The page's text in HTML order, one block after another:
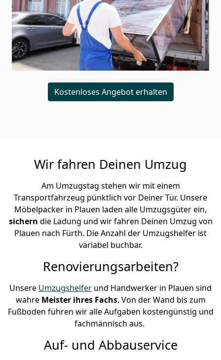
Kostenloses Angebot erhalten
Wir fahren Deinen Umzug
Am Umzugstag stehen wir mit einem
Transportfahrzeug pünktlich vor Deiner Tür. Unsere
Möbelpacker in Plauen laden alle Umzugsgüter ein,
sichern die Ladung und wir fahren Deinen Umzug von
Plauen nach Fürth. Die Anzahl der Umzugshelfer ist
variabel buchbar.
Renovierungsarbeiten?
Unsere Umzugshelfer und Handwerker in Plauen sind
wahre Meister ihres Fachs. Von der Wand bis zum
Fußboden führen wir alle Aufgaben kostengünstig und
fachmännisch aus.
Auf- und Abbauservice